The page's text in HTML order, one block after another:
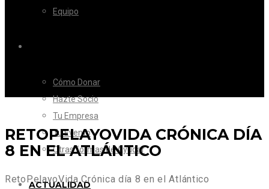
Equipo
Cómo Donar
Hazte Socio
Tu Empresa
Tu Evento
Otras formas de Ayudar
ACTUALIDAD
RETOPELAYOVIDA CRÓNICA DÍA
8 EN EL ATLÁNTICO
RetoPelayoVida Crónica día 8 en el Atlántico